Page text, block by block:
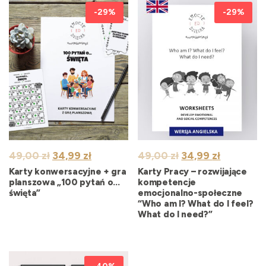
49,00zł Pierwotna
cena
wynosiła:
34,99 złAktualna
cena
wynosi:
-29%
Karty konwersacyjne + gra
planszowa „100 pytań o…
święta”
49,00zł Pierwotna
cena
wynosiła:
49,00 zł.
34,99 złAktualna
cena
wynosi:
34,99 zł.
-29%
Karty Pracy – rozwijające
kompetencje
emocjonalno-społeczne
“Who am I? What do I feel?
What do I need?”